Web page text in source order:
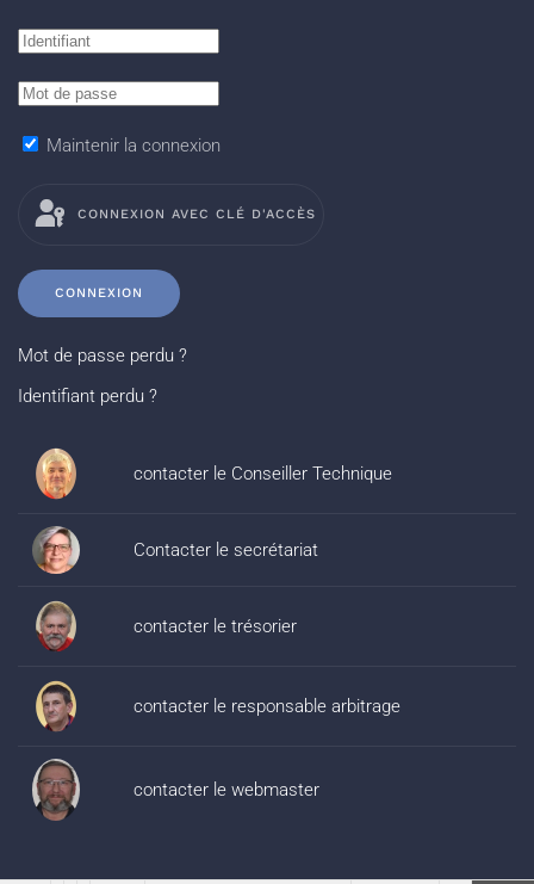
Maintenir la connexion
CONNEXION AVEC CLÉ D'ACCÈS
CONNEXION
Mot de passe perdu ?
Identifiant perdu ?
contacter le Conseiller Technique
Contacter le secrétariat
contacter le trésorier
contacter le responsable arbitrage
contacter le webmaster